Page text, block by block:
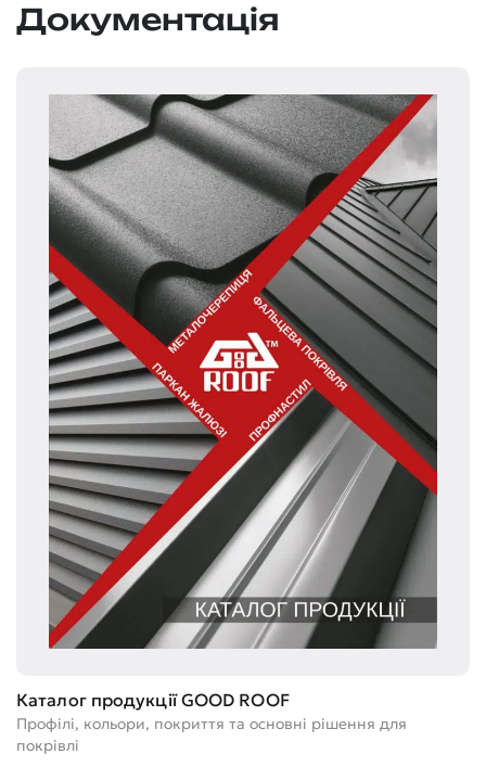
Документація
Каталог продукції GOOD ROOF
Профілі, кольори, покриття та основні рішення для
покрівлі